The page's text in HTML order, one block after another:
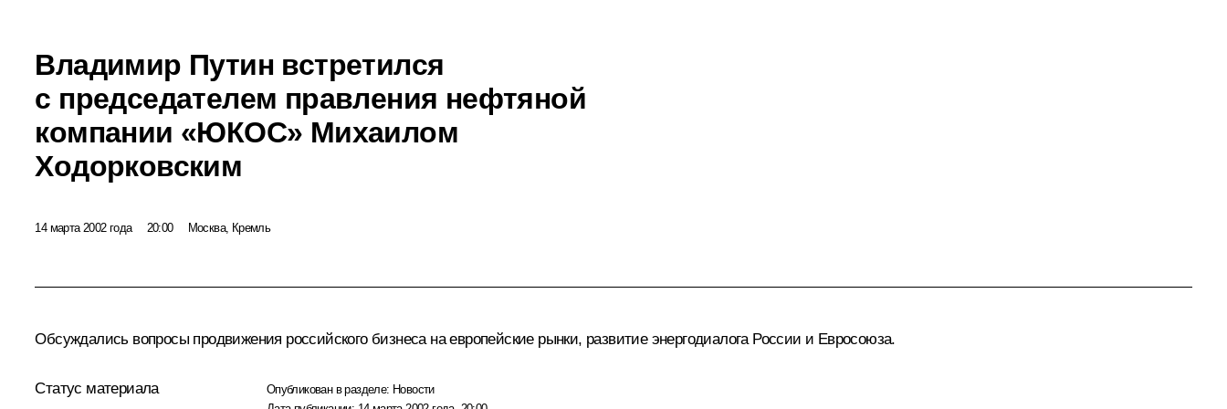
Владимир Путин встретился
с председателем правления нефтяной
компании «ЮКОС» Михаилом
Ходорковским
14 марта 2002 года 20:00 Москва, Кремль
Обсуждались вопросы продвижения российского бизнеса на европейские рынки, развитие энергодиалога России и Евросоюза.
Статус материала Опубликован в разделе: Новости